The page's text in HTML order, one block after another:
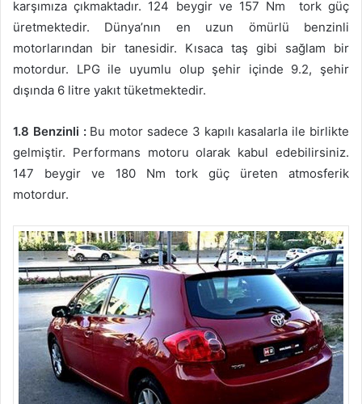
karşımıza çıkmaktadır. 124 beygir ve 157 Nm tork güç
üretmektedir. Dünya’nın en uzun ömürlü benzinli
motorlarından bir tanesidir. Kısaca taş gibi sağlam bir
motordur. LPG ile uyumlu olup şehir içinde 9.2, şehir
dışında 6 litre yakıt tüketmektedir.
1.8 Benzinli :Bu motor sadece 3 kapılı kasalarla ile birlikte
gelmiştir. Performans motoru olarak kabul edebilirsiniz.
147 beygir ve 180 Nm tork güç üreten atmosferik
motordur.